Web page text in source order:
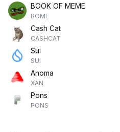
BOOK OF MEME
BOME
Cash Cat
CASHCAT
Sui
SUI
Anoma
XAN
Pons
PONS